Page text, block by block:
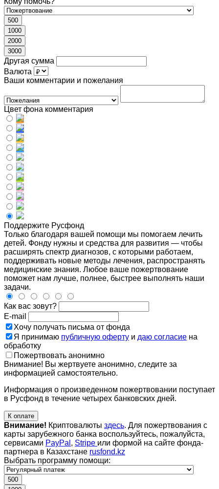
500
1000
2000
3000
Другая сумма
Валюта
Ваши комментарии и пожелания
Цвет фона комментария
Поддержите Русфонд
Только благодаря вашей помощи мы помогаем лечить
детей. Фонду нужны и средства для развития — чтобы
расширять спектр диагнозов, с которыми работаем,
поддерживать новые методы лечения, распространять
медицинские знания. Любое ваше пожертвование
поможет нам лучше, полнее, быстрее выполнять наши
задачи.
Как вас зовут?
E-mail
Хочу получать письма от фонда
Я принимаю публичную оферту и даю согласие на
обработку
Пожертвовать анонимно
Внимание! Вы жертвуете анонимно, следите за
информацией самостоятельно.
Информация о произведенном пожертвовании поступает
в Русфонд в течение четырех банковских дней.
К оплате
Внимание! Криптовалюты здесь. Для пожертвования с
карты зарубежного банка воспользуйтесь, пожалуйста,
сервисами PayPal , Stripe или формой на сайте фонда-
партнера в Казахстане rusfond.kz
Выбрать программу помощи:
500